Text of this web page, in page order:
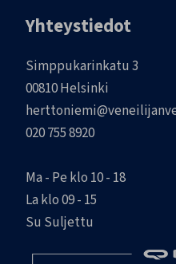
Yhteystiedot
Simppukarinkatu 3
00810 Helsinki
020 755 8920
Ma - Pe klo 10 - 18
La klo 09 - 15
Su Suljettu